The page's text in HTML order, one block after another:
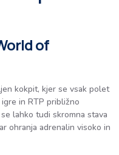
of
kokpit, kjer se vsak polet
in RTP približno
lahko tudi skromna stava
ohranja adrenalin visoko in